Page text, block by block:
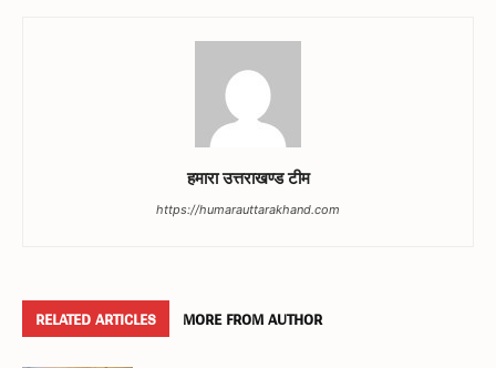
हमारा उत्तराखण्ड टीम
https://humarauttarakhand.com
RELATED ARTICLES MORE FROM AUTHOR